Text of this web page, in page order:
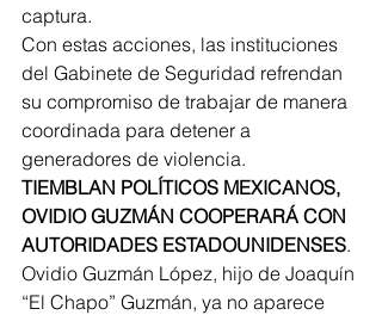
captura.
Con estas acciones, las instituciones
del Gabinete de Seguridad refrendan
su compromiso de trabajar de manera
coordinada para detener a
generadores de violencia.
TIEMBLAN POLÍTICOS MEXICANOS,
OVIDIO GUZMÁN COOPERARÁ CON
AUTORIDADES ESTADOUNIDENSES.
Ovidio Guzmán López, hijo de Joaquín
“El Chapo” Guzmán, ya no aparece